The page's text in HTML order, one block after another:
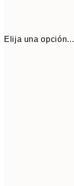
Elija una opción...